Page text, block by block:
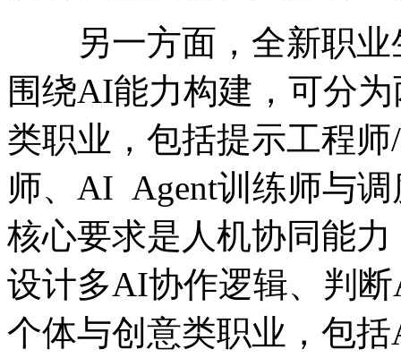
另一方面，全新职业
围绕AI能力构建，可分
类职业，包括提示工程
师、AI Agent训练师与
核心要求是人机协同能
设计多AI协作逻辑、判
个体与创意类职业，包